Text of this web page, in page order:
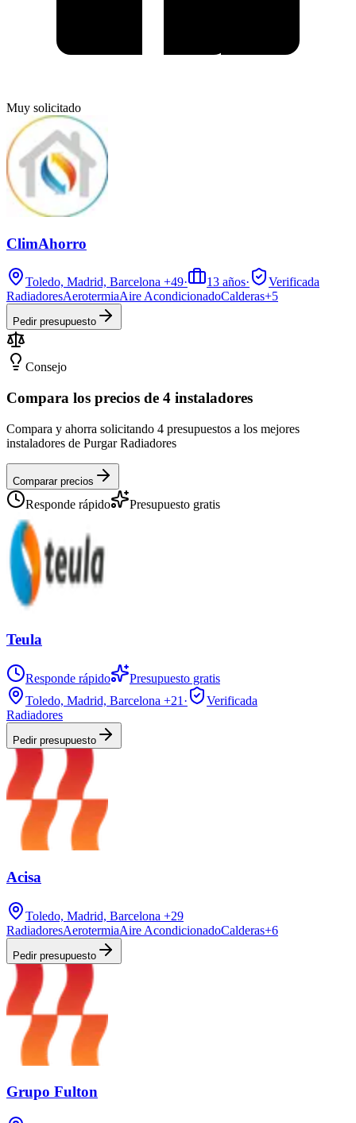
Muy solicitado
ClimAhorro
Toledo, Madrid, Barcelona +49· 13 años·
Verificada
RadiadoresAerotermiaAire AcondicionadoCalderas+5
Pedir presupuesto
Consejo
Compara los precios de 4 instaladores
Compara y ahorra solicitando 4 presupuestos a los mejores
instaladores de Purgar Radiadores
Comparar precios
Responde rápido Presupuesto gratis
Teula
Responde rápido
Presupuesto gratis
Toledo, Madrid, Barcelona +21 ·
Verificada
Radiadores
Pedir presupuesto
Acisa
Toledo, Madrid, Barcelona +29
RadiadoresAerotermiaAire AcondicionadoCalderas+6
Pedir presupuesto
Grupo Fulton